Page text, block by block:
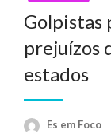
Golpistas
prejuízos
estados
Es em Foco